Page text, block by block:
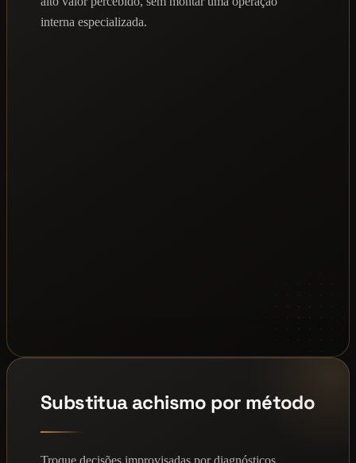
interna especializada.
Substitua achismo por método
Troque decisões improvisadas por diagnósticos,